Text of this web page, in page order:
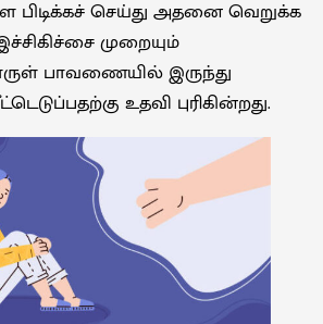
பிடிக்கச் செய்து அதனை வெறுக்க
முறையும்
பாவணையில் இருந்து
உதவி புரிகின்றது.